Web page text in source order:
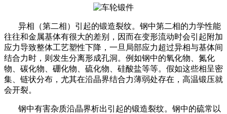
异相（第二相）引起的锻造裂纹。钢中第二相的力学性能
往往和金属基体有很大的差别，因而在变形流动时会引起附加
应力导致整体工艺塑性下降，一旦局部应力超过异相与基体间
结合力时，则发生分离形成孔洞。例如钢中的氧化物、氮化
物、碳化物、硼化物、硫化物、硅酸盐等等。假如这些相呈密
集、链状分布，尤其在沿晶界结合力薄弱处存在，高温锻压就
会开裂。
钢中有害杂质沿晶界析出引起的锻造裂纹。钢中的硫常以